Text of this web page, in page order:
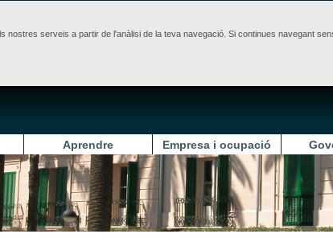
nostres serveis a partir de l'anàlisi de la teva navegació. Si continues navegant
Aprendre Empresa i ocupació